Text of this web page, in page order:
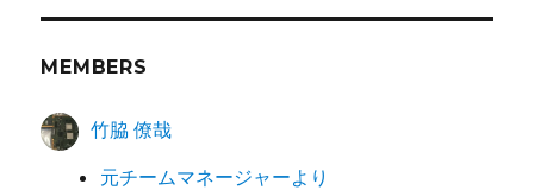
MEMBERS
竹脇 僚哉
元チームマネージャーより